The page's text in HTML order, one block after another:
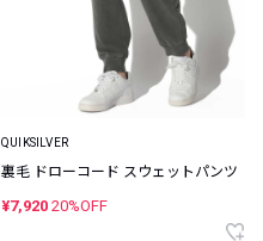
QUIKSILVER
裏毛 ドローコード スウェットパンツ
¥7,920 20%OFF